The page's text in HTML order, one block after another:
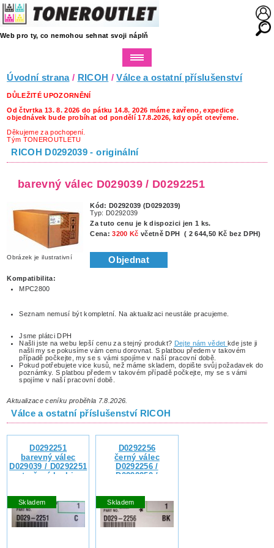
Web pro ty, co nemohou sehnat svoji náplň
Úvodní strana/ RICOH /Válce a ostatní příslušenství
DŮLEŽITÉ UPOZORNĚNÍ
Od čtvrtka 13. 8. 2026 do pátku 14.8. 2026 máme zavřeno, expedice
objednávek bude probíhat od pondělí 17.8.2026, kdy opět otevřeme.
Děkujeme za pochopení.
Tým TONEROUTLETU
RICOH D0292039 - originální
barevný válec D029039 / D0292251
Obrázek je ilustrativní
Kód: D0292039 (D0292039)
Typ: D0292039
Za tuto cenu je k dispozici jen 1 ks.
Cena:3200 Kč včetně DPH ( 2 644,50 Kč bez DPH)
Objednat
Kompatibilita:
MPC2800
Seznam nemusí být kompletní. Na aktualizaci neustále pracujeme.
Jsme plátci DPH
Našli jste na webu lepší cenu za stejný produkt? Dejte nám vědetkde jste ji
našli my se pokusíme vám cenu dorovnat. S platbou předem v takovém
případě počkejte, my se s vámi spojíme v naší pracovní době.
Pokud potřebujete vice kusů, než máme skladem, dopište svůj požadavek do
poznámky. S platbou předem v takovém případě počkejte, my se s vámi
spojíme v naší pracovní době.
Aktualizace ceníku proběhla 7.8.2026.
Válce a ostatní příslušenství RICOH
D0292251
barevný válec
D029039 / D0292251
- otevřená krabice,
zárukou vrácení
kupní ceny nebo
výměny zboží
Skladem
D0292256
černý válec
D0292256 /
D0292250 /
Skladem